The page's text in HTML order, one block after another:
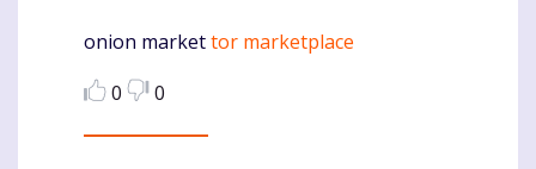
Komentaras
onion markettor marketplace
0
0